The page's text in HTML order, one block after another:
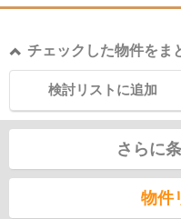
チェックした物件をま
検討リストに追加
さらに
物件